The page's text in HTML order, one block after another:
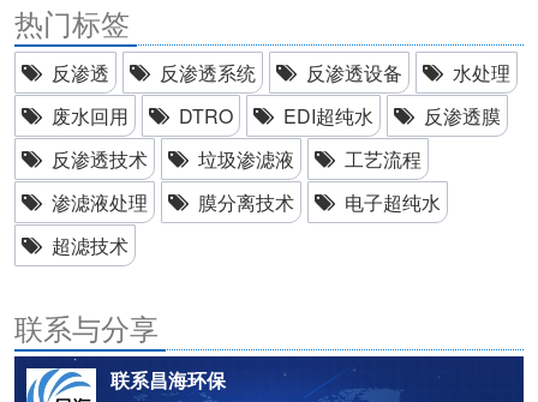
热门标签
反渗透 反渗透系统 反渗透设备
水处理
废水回用
DTRO EDI超纯水
反渗透膜
反渗透技术
垃圾渗滤液
工艺流程
渗滤液处理
膜分离技术
电子超纯水
超滤技术
联系与分享
联系昌海环保